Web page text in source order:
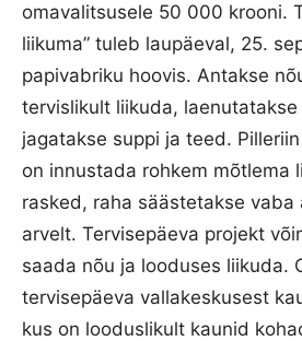
omavalitsusele 50 000 krooni.
liikuma” tuleb laupäeval, 25.
papivabriku hoovis. Antakse
tervislikult liikuda, laenutatakse
jagatakse suppi ja teed.
on innustada rohkem mõtlema
rasked, raha säästetakse vaba
arvelt. Tervisepäeva projekt
saada nõu ja looduses liikuda.
tervisepäeva vallakeskusest
kus on looduslikult kaunid